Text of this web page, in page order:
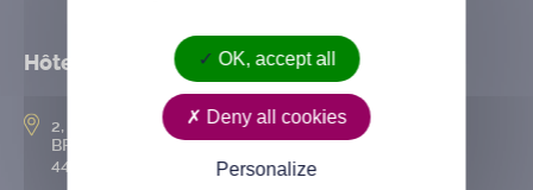
Hôtel de ville
2, rue de l’Hôtel-de-Ville
BP 50167
44802 Saint-Herblain cedex
OK, accept all
Deny all cookies
Personalize